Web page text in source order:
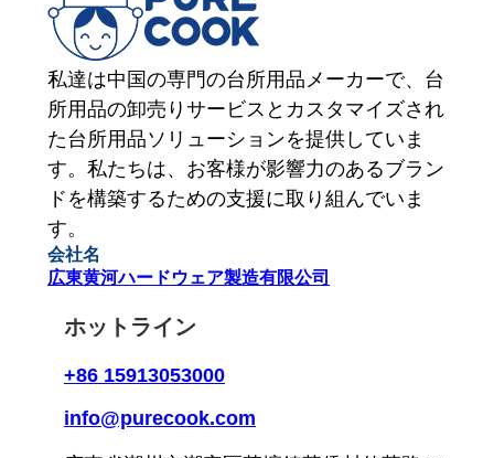
私達は中国の専門の台所用品メーカーで、台
所用品の卸売りサービスとカスタマイズされ
た台所用品ソリューションを提供していま
す。私たちは、お客様が影響力のあるブラン
ドを構築するための支援に取り組んでいま
す。
会社名
広東黄河ハードウェア製造有限公司
ホットライン
+86 15913053000
info@purecook.com